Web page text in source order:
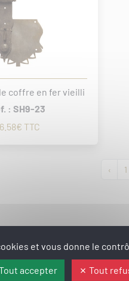
coffre en fer vieilli
: SH9-23
TTC
‹ 1
et vous donne le
accepter Tout